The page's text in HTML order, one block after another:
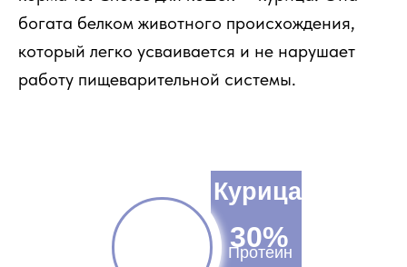
богата белком животного происхождения,
который легко усваивается и не нарушает
работу пищеварительной системы.
Курица
30%
Протеин